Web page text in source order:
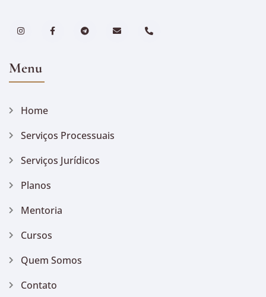
Menu
Home
Serviços Processuais
Serviços Jurídicos
Planos
Mentoria
Cursos
Quem Somos
Contato